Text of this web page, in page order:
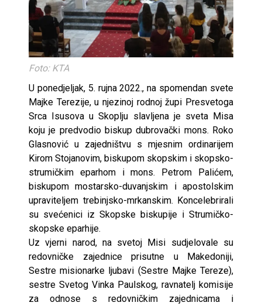
Foto: KTA
U ponedjeljak, 5. rujna 2022., na spomendan svete
Majke Terezije, u njezinoj rodnoj župi Presvetoga
Srca Isusova u Skoplju slavljena je sveta Misa
koju je predvodio biskup dubrovački mons. Roko
Glasnović u zajedništvu s mjesnim ordinarijem
Kirom Stojanovim, biskupom skopskim i skopsko-
strumičkim eparhom i mons. Petrom Palićem,
biskupom mostarsko-duvanjskim i apostolskim
upraviteljem trebinjsko-mrkanskim. Koncelebrirali
su svećenici iz Skopske biskupije i Strumičko-
skopske eparhije.
Uz vjerni narod, na svetoj Misi sudjelovale su
redovničke zajednice prisutne u Makedoniji,
Sestre misionarke ljubavi (Sestre Majke Tereze),
sestre Svetog Vinka Paulskog, ravnatelj komisije
za odnose s redovničkim zajednicama i